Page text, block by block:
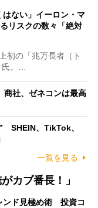
はない」イーロン・マ
リスクの数々「絶対
初の「兆万長者（ト
氏。…
商社、ゼネコンは最高
SHEIN、TikTok、
一覧を見る
カブ番長！」
ンド見極め術 投資コ